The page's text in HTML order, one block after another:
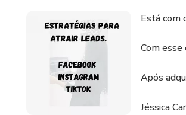
Está com
Com esse
Após
Jéssica